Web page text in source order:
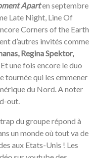
Aparten septembre
Late Night, Line Of
Corners of the Earth
d’autres invités comme
Regina Spektor,
Et une fois encore le duo
tournée qui les emmener
du Nord. A noter
out.
du groupe répond à
un monde où tout va de
aux Etats-Unis ! Les